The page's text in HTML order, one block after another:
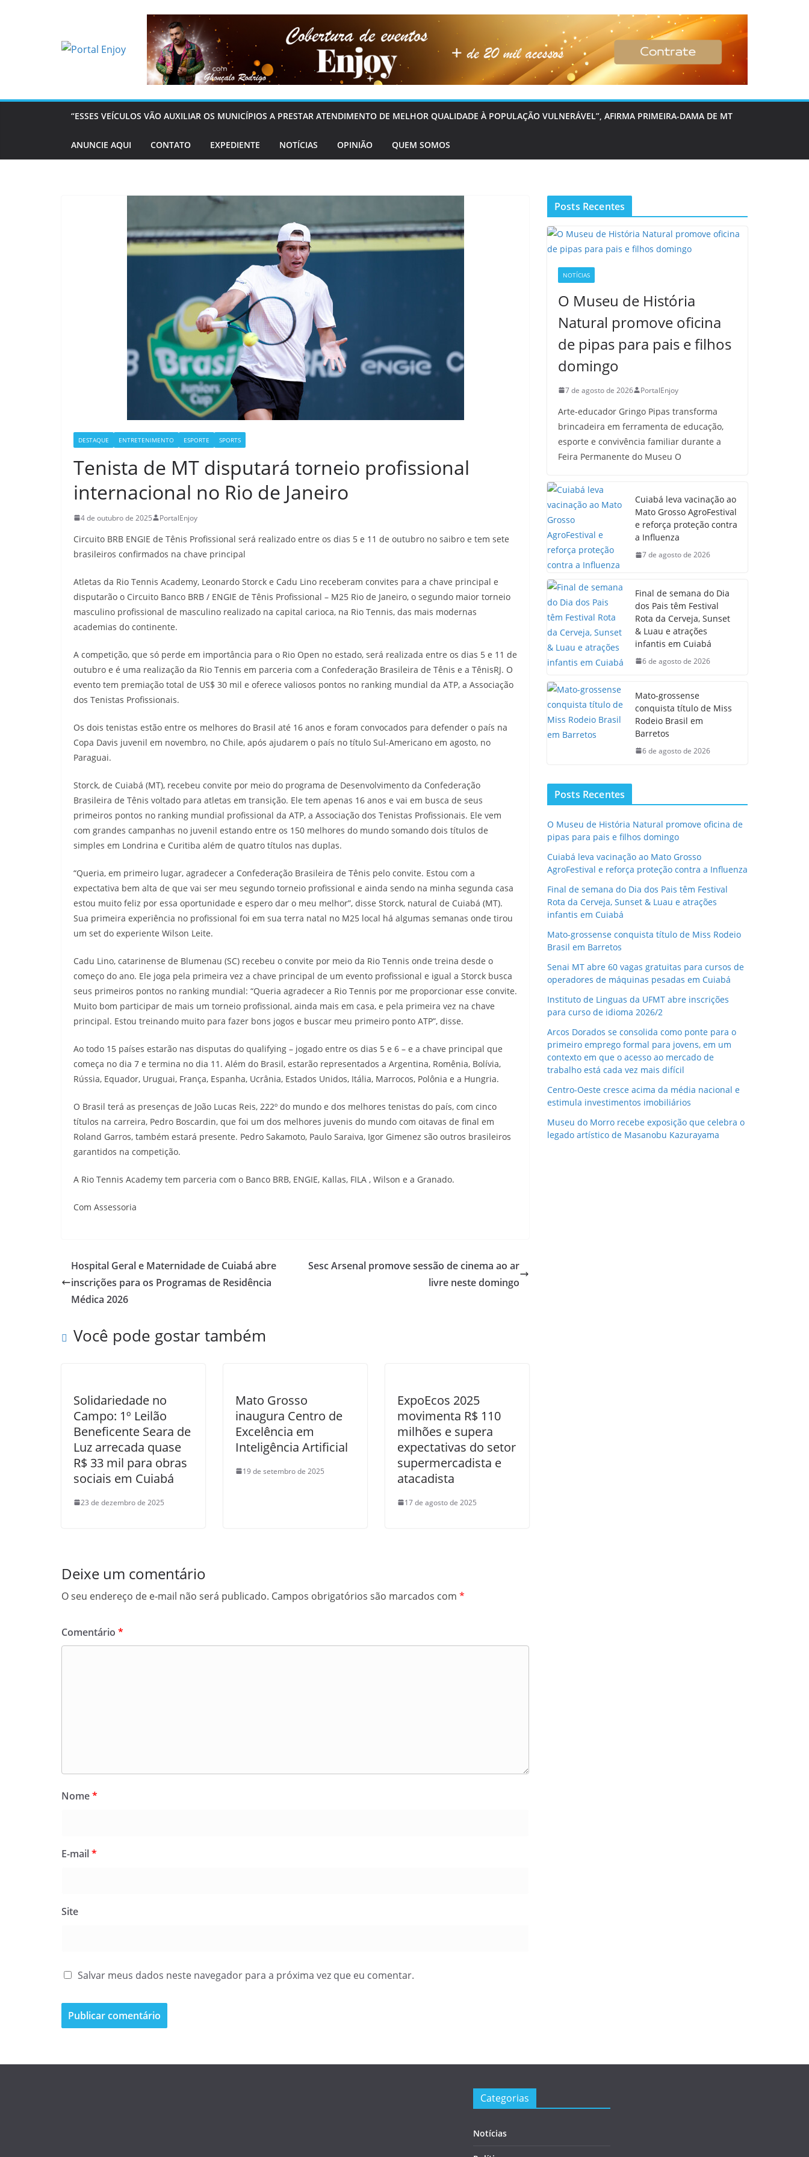
“ESSES VEÍCULOS VÃO AUXILIAR OS MUNICÍPIOS A PRESTAR ATENDIMENTO DE MELHOR QUALIDADE À POPULAÇÃO VULNERÁVEL”, AFIRMA PRIMEIRA-DAMA DE MT
ANUNCIE AQUI CONTATO EXPEDIENTE NOTÍCIAS OPINIÃO QUEM SOMOS
DESTAQUE ENTRETENIMENTO ESPORTE SPORTS
Tenista de MT disputará torneio profissional
internacional no Rio de Janeiro
4 de outubro de 2025 PortalEnjoy
Circuito BRB ENGIE de Tênis Profissional será realizado entre os dias 5 e 11 de outubro no saibro e tem sete
brasileiros confirmados na chave principal
Atletas da Rio Tennis Academy, Leonardo Storck e Cadu Lino receberam convites para a chave principal e
disputarão o Circuito Banco BRB / ENGIE de Tênis Profissional – M25 Rio de Janeiro, o segundo maior torneio
masculino profissional de masculino realizado na capital carioca, na Rio Tennis, das mais modernas
academias do continente.
A competição, que só perde em importância para o Rio Open no estado, será realizada entre os dias 5 e 11 de
outubro e é uma realização da Rio Tennis em parceria com a Confederação Brasileira de Tênis e a TênisRJ. O
evento tem premiação total de US$ 30 mil e oferece valiosos pontos no ranking mundial da ATP, a Associação
dos Tenistas Profissionais.
Os dois tenistas estão entre os melhores do Brasil até 16 anos e foram convocados para defender o país na
Copa Davis juvenil em novembro, no Chile, após ajudarem o país no título Sul-Americano em agosto, no
Paraguai.
Storck, de Cuiabá (MT), recebeu convite por meio do programa de Desenvolvimento da Confederação
Brasileira de Tênis voltado para atletas em transição. Ele tem apenas 16 anos e vai em busca de seus
primeiros pontos no ranking mundial profissional da ATP, a Associação dos Tenistas Profissionais. Ele vem
com grandes campanhas no juvenil estando entre os 150 melhores do mundo somando dois títulos de
simples em Londrina e Curitiba além de quatro títulos nas duplas.
“Queria, em primeiro lugar, agradecer a Confederação Brasileira de Tênis pelo convite. Estou com a
expectativa bem alta de que vai ser meu segundo torneio profissional e ainda sendo na minha segunda casa
estou muito feliz por essa oportunidade e espero dar o meu melhor”, disse Storck, natural de Cuiabá (MT).
Sua primeira experiência no profissional foi em sua terra natal no M25 local há algumas semanas onde tirou
um set do experiente Wilson Leite.
Cadu Lino, catarinense de Blumenau (SC) recebeu o convite por meio da Rio Tennis onde treina desde o
começo do ano. Ele joga pela primeira vez a chave principal de um evento profissional e igual a Storck busca
seus primeiros pontos no ranking mundial: “Queria agradecer a Rio Tennis por me proporcionar esse convite.
Muito bom participar de mais um torneio profissional, ainda mais em casa, e pela primeira vez na chave
principal. Estou treinando muito para fazer bons jogos e buscar meu primeiro ponto ATP”, disse.
Ao todo 15 países estarão nas disputas do qualifying – jogado entre os dias 5 e 6 – e a chave principal que
começa no dia 7 e termina no dia 11. Além do Brasil, estarão representados a Argentina, Romênia, Bolívia,
Rússia, Equador, Uruguai, França, Espanha, Ucrânia, Estados Unidos, Itália, Marrocos, Polônia e a Hungria.
O Brasil terá as presenças de João Lucas Reis, 222º do mundo e dos melhores tenistas do país, com cinco
títulos na carreira, Pedro Boscardin, que foi um dos melhores juvenis do mundo com oitavas de final em
Roland Garros, também estará presente. Pedro Sakamoto, Paulo Saraiva, Igor Gimenez são outros brasileiros
garantidos na competição.
A Rio Tennis Academy tem parceria com o Banco BRB, ENGIE, Kallas, FILA , Wilson e a Granado.
Com Assessoria
Hospital Geral e Maternidade de Cuiabá abre
inscrições para os Programas de Residência
Médica 2026
Sesc Arsenal promove sessão de cinema ao ar
livre neste domingo
Você pode gostar também
Solidariedade no
Campo: 1º Leilão
Beneficente Seara de
Luz arrecada quase
R$ 33 mil para obras
sociais em Cuiabá
23 de dezembro de 2025
Mato Grosso
inaugura Centro de
Excelência em
Inteligência Artificial
19 de setembro de 2025
ExpoEcos 2025
movimenta R$ 110
milhões e supera
expectativas do setor
supermercadista e
atacadista
17 de agosto de 2025
Deixe um comentário
O seu endereço de e-mail não será publicado. Campos obrigatórios são marcados com *
Comentário *
Nome*
E-mail*
Site
Salvar meus dados neste navegador para a próxima vez que eu comentar.
Posts Recentes
NOTÍCIAS
O Museu de História
Natural promove oficina
de pipas para pais e filhos
domingo
7 de agosto de 2026 PortalEnjoy
Arte-educador Gringo Pipas transforma
brincadeira em ferramenta de educação,
esporte e convivência familiar durante a
Feira Permanente do Museu O
Cuiabá leva vacinação ao
Mato Grosso AgroFestival
e reforça proteção contra
a Influenza
7 de agosto de 2026
Final de semana do Dia
dos Pais têm Festival
Rota da Cerveja, Sunset
& Luau e atrações
infantis em Cuiabá
6 de agosto de 2026
Mato-grossense
conquista título de Miss
Rodeio Brasil em
Barretos
6 de agosto de 2026
Posts Recentes
O Museu de História Natural promove oficina de
pipas para pais e filhos domingo
Cuiabá leva vacinação ao Mato Grosso
AgroFestival e reforça proteção contra a Influenza
Final de semana do Dia dos Pais têm Festival
Rota da Cerveja, Sunset & Luau e atrações
infantis em Cuiabá
Mato-grossense conquista título de Miss Rodeio
Brasil em Barretos
Senai MT abre 60 vagas gratuitas para cursos de
operadores de máquinas pesadas em Cuiabá
Instituto de Linguas da UFMT abre inscrições
para curso de idioma 2026/2
Arcos Dorados se consolida como ponte para o
primeiro emprego formal para jovens, em um
contexto em que o acesso ao mercado de
trabalho está cada vez mais difícil
Centro-Oeste cresce acima da média nacional e
estimula investimentos imobiliários
Museu do Morro recebe exposição que celebra o
legado artístico de Masanobu Kazurayama
Categorias
Notícias